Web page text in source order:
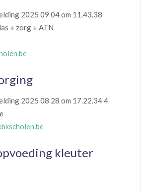
+ zorg + ATN
kleuter